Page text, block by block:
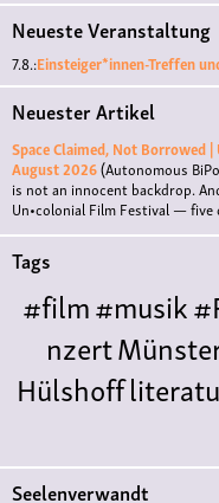
Neueste Veranstaltung
7.8.:Einsteiger*innen-Treffen
Neuester Artikel
Space Claimed, Not Borrowed |
August 2026(Autonomous
is not an innocent backdrop.
Un•colonial Film Festival — five
Tags
#film#musik
nzert
Hülshoff
Literature
Seelenverwandt